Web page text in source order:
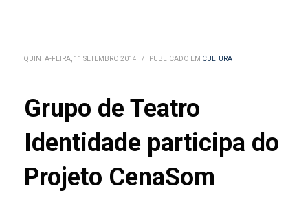
QUINTA-FEIRA, 11 SETEMBRO 2014 / PUBLICADO EM CULTURA
Grupo de Teatro
Identidade participa do
Projeto CenaSom